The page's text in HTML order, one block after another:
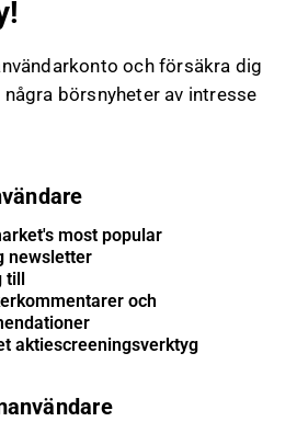
och försäkra dig
börsnyheter av intresse
most popular
newsletter
till
och
aktiescreeningsverktyg